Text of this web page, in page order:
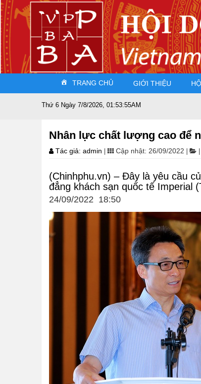
TRANG CHỦ GIỚI THIỆU
Thứ 6 Ngày 7/8/2026, 01:53:57AM Đất nước
Nhân lực chất lượng cao để
Tác giả: admin Cập nhật: 26/09/2022
(Chinhphu.vn) – Đây là yêu cầu
đẳng khách sạn quốc tế Imperial
24/09/2022 18:50